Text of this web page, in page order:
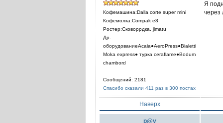
Кофемашина:Dalla corte super mini
Кофемолка:Compak e8
Ростер:Сковоррдка, jimatu
Др.
оборудованиеAcaia●AeroPress●Bialetti
Moka express● турка сeraflame●Bodum
chambord
Сообщений: 2181
Спасибо сказали 411 раз в 300 постах
Я
через
Наверх
p@v